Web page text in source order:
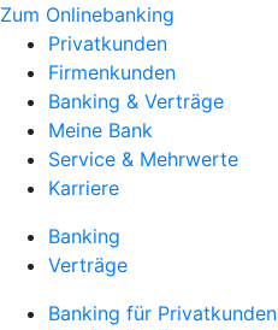
Zum Onlinebanking
Privatkunden
Firmenkunden
Banking & Verträge
Meine Bank
Service & Mehrwerte
Karriere
Banking
Verträge
Banking für Privatkunden